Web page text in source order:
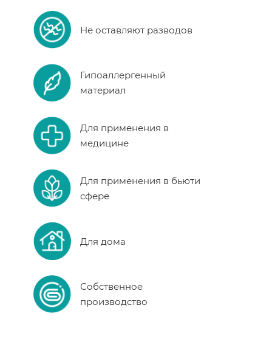
Не оставляют разводов
Гипоаллергенный
материал
Для применения в
медицине
Для применения в бьюти
сфере
Для дома
Собственное
производство